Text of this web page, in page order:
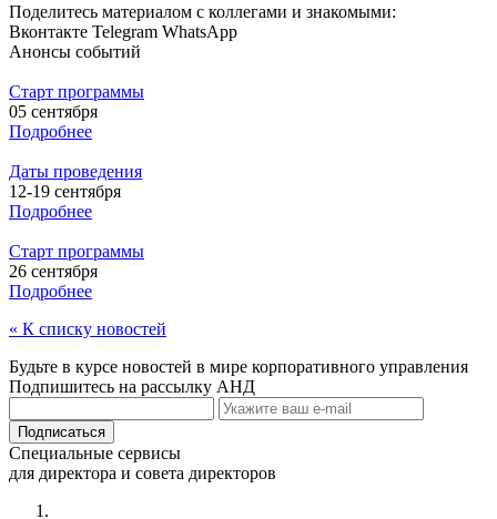
Поделитесь материалом с коллегами и знакомыми:
Вконтакте Telegram WhatsApp
Анонсы событий
Старт программы
05 сентября
Подробнее
Даты проведения
12-19 сентября
Подробнее
Старт программы
26 сентября
Подробнее
« К списку новостей
Будьте в курсе новостей в мире корпоративного управления
Подпишитесь на рассылку АНД
Специальные сервисы
для директора и совета директоров